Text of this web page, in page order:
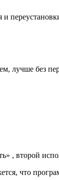
лучше без
, второй
что